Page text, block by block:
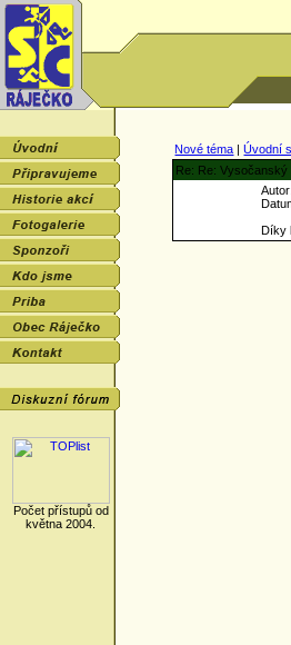
Počet přístupů od
května 2004.
Nové téma |Úvodní
Re: Re: Vysočanský
Díky